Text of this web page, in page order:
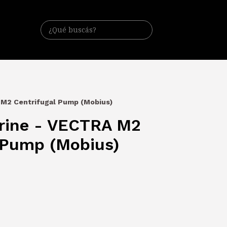
M2 Centrifugal Pump (Mobius)
- VECTRA M2
(Mobius)